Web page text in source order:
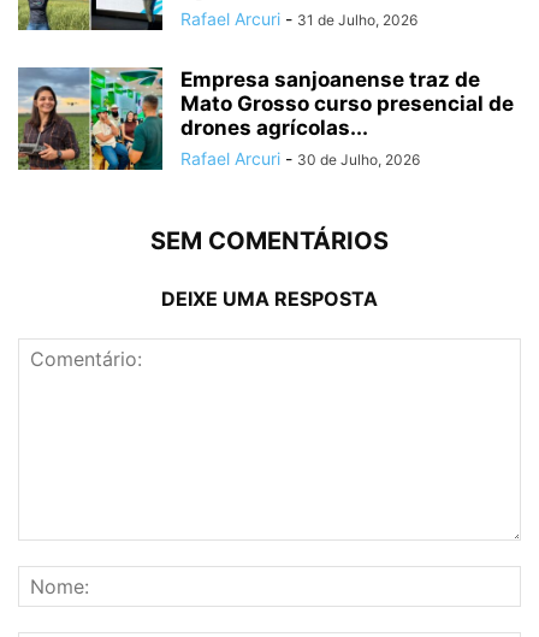
Rafael Arcuri - 31 de Julho, 2026
Empresa sanjoanense traz de
Mato Grosso curso presencial de
drones agrícolas...
Rafael Arcuri - 30 de Julho, 2026
SEM COMENTÁRIOS
DEIXE UMA RESPOSTA